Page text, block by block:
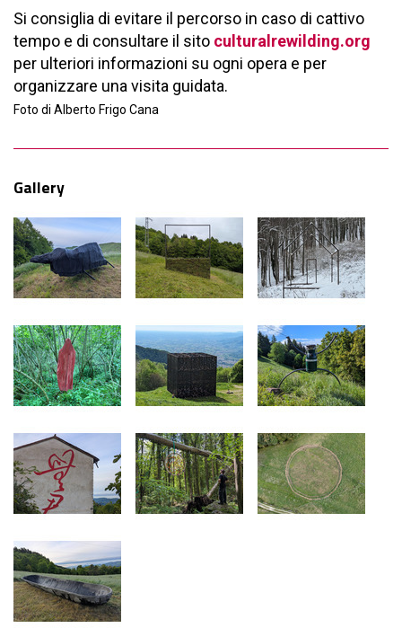
Si consiglia di evitare il percorso in caso di cattivo
tempo e di consultare il sito culturalrewilding.org
per ulteriori informazioni su ogni opera e per
organizzare una visita guidata.
Foto di Alberto Frigo Cana
Gallery